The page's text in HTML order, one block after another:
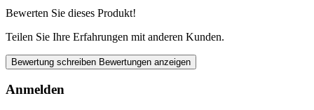
Bewerten Sie dieses Produkt!
Teilen Sie Ihre Erfahrungen mit anderen Kunden.
Bewertung schreiben Bewertungen anzeigen
Anmelden